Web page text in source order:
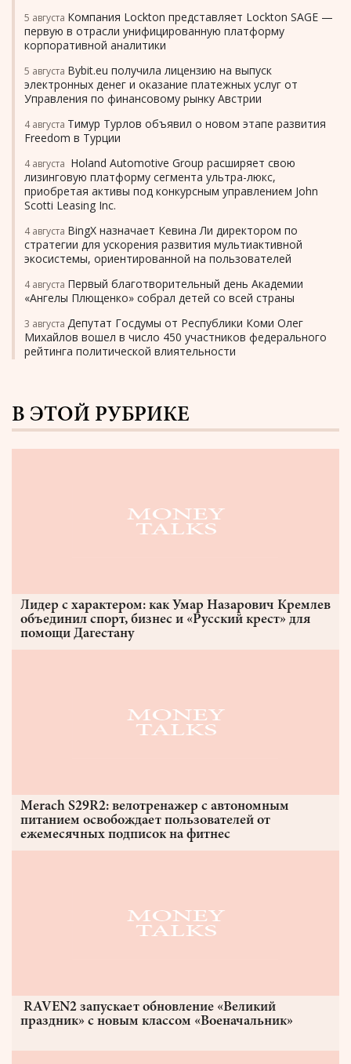
5 августа Компания Lockton представляет Lockton SAGE —
первую в отрасли унифицированную платформу
корпоративной аналитики
5 августа Bybit.eu получила лицензию на выпуск
электронных денег и оказание платежных услуг от
Управления по финансовому рынку Австрии
4 августа Тимур Турлов объявил о новом этапе развития
Freedom в Турции
4 августа Holand Automotive Group расширяет свою
лизинговую платформу сегмента ультра-люкс,
приобретая активы под конкурсным управлением John
Scotti Leasing Inc.
4 августа BingX назначает Кевина Ли директором по
стратегии для ускорения развития мультиактивной
экосистемы, ориентированной на пользователей
4 августа Первый благотворительный день Академии
«Ангелы Плющенко» собрал детей со всей страны
3 августа Депутат Госдумы от Республики Коми Олег
Михайлов вошел в число 450 участников федерального
рейтинга политической влиятельности
В ЭТОЙ РУБРИКЕ
Лидер с характером: как Умар Назарович Кремлев
объединил спорт, бизнес и «Русский крест» для
помощи Дагестану
Merach S29R2: велотренажер с автономным
питанием освобождает пользователей от
ежемесячных подписок на фитнес
RAVEN2 запускает обновление «Великий
праздник» с новым классом «Военачальник»